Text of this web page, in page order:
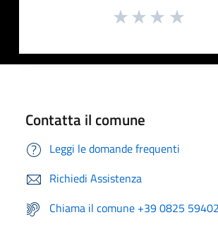
Contatta il comune
Leggi le domande frequenti
Richiedi Assistenza
Chiama il comune +39 0825